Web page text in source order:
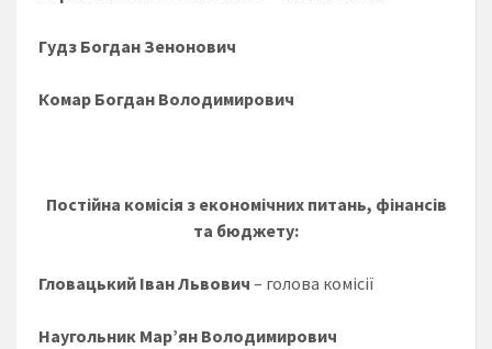
Гудз Богдан Зенонович
Комар Богдан Володимирович
Постійна комісія з економічних питань, фінансів
та бюджету:
Гловацький Іван Львович – голова комісії
Наугольник Мар’ян Володимирович